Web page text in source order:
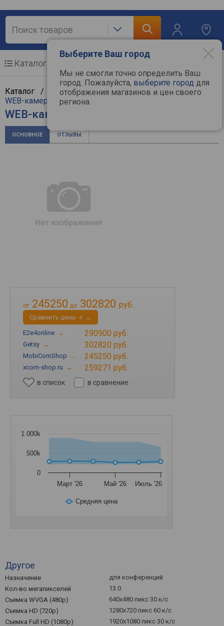
Выберите Ваш город
Мы не смогли точно определить Ваш
город. Пожалуйста, выберите город для
отображения магазинов и цен своего
региона.
Каталог
Каталог / Компьютерная техника/ Мультимедиа
WEB-камеры
/Logitech
WEB-камера Logitech Rally Plus
ОСНОВНОЕ ОТЗЫВЫ
от 245250 до 302820 руб.
Cравнить цены 4 →
E2e4online → 290900 руб.
Getsy → 302820 руб.
MobiComShop → 245250 руб.
xcom-shop.ru → 259271 руб.
в список в сравнение
Средняя цена
Март '26 Май '26 Июль '26
0
500k
1 000k
Другое
Назначение
для конференций
Кол-во мегапикселей
13.0
Съемка WVGA (480p)
640x480 пикс 30 к/с
Съемка HD (720p)
1280x720 пикс 60 к/с
Съемка Full HD (1080p)
1920x1080 пикс 30 к/с